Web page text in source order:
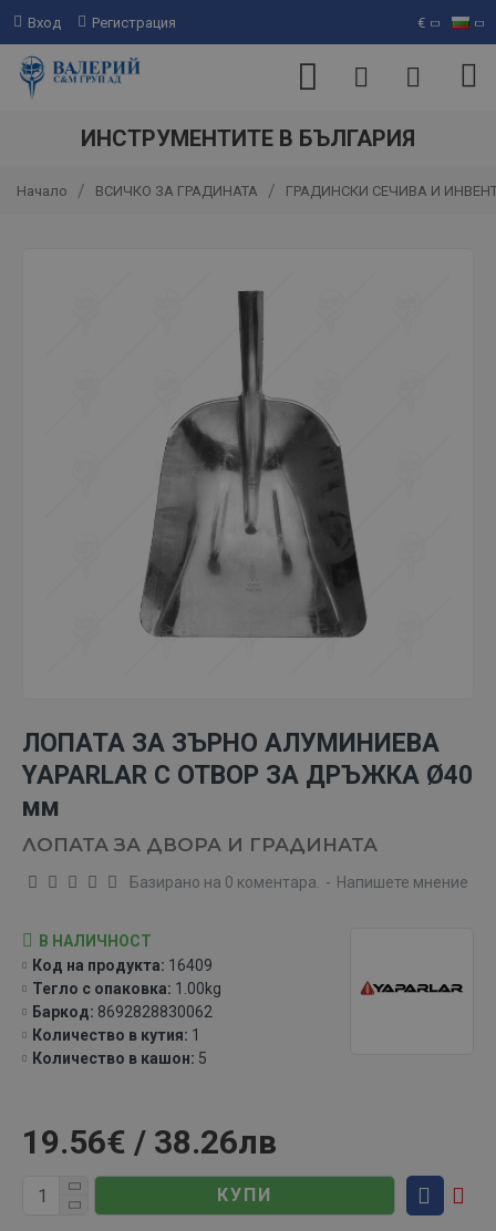
Вход Регистрация €
ИНСТРУМЕНТИТЕ В БЪЛГАРИЯ
Начало ВСИЧКО ЗА ГРАДИНАТА ГРАДИНСКИ СЕЧИВА И
ЛОПАТА ЗА ЗЪРНО АЛУМИНИЕВА
YAPARLAR С ОТВОР ЗА ДРЪЖКА Ø40
мм
ЛОПАТА ЗА ДВОРА И ГРАДИНАТА
В НАЛИЧНОСТ
Код на продукта: 16409
Тегло с опаковка: 1.00kg
Баркод: 8692828830062
Количество в кашон: 5
Количество в кутия: 1
Базирано на 0 коментара. - Напишете мнение
19.56€ / 38.26лв
КУПИ